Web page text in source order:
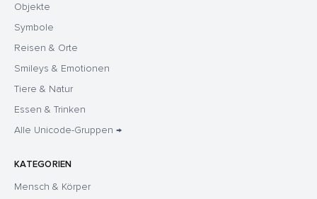
Objekte
Symbole
Reisen & Orte
Smileys & Emotionen
Tiere & Natur
Essen & Trinken
Alle Unicode-Gruppen →
KATEGORIEN
Mensch & Körper